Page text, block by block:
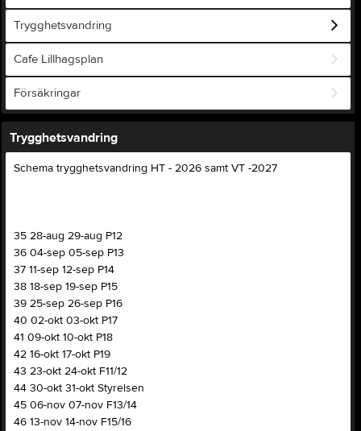
Trygghetsvandring
Cafe Lillhagsplan
Försäkringar
Trygghetsvandring
Schema trygghetsvandring HT - 2026 samt VT -2027
35 28-aug 29-aug P12
36 04-sep 05-sep P13
37 11-sep 12-sep P14
38 18-sep 19-sep P15
39 25-sep 26-sep P16
40 02-okt 03-okt P17
41 09-okt 10-okt P18
42 16-okt 17-okt P19
43 23-okt 24-okt F11/12
44 30-okt 31-okt Styrelsen
45 06-nov 07-nov F13/14
46 13-nov 14-nov F15/16